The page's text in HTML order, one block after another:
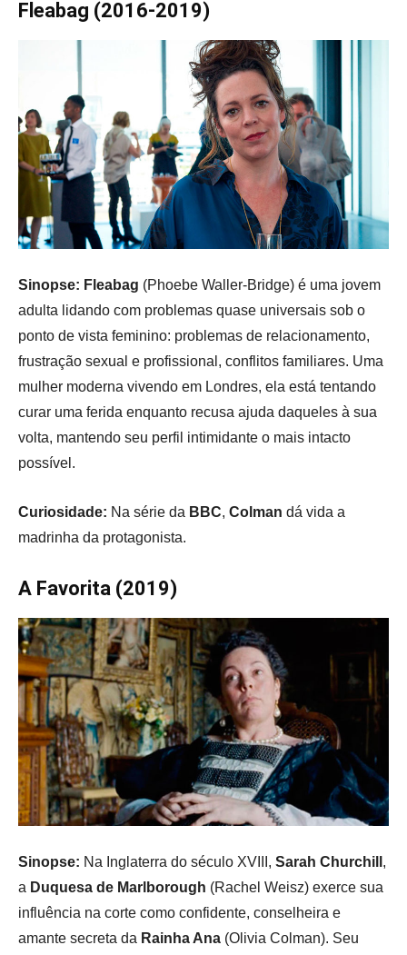
Fleabag (2016-2019)
Sinopse: Fleabag (Phoebe Waller-Bridge) é uma jovem
adulta lidando com problemas quase universais sob o
ponto de vista feminino: problemas de relacionamento,
frustração sexual e profissional, conflitos familiares. Uma
mulher moderna vivendo em Londres, ela está tentando
curar uma ferida enquanto recusa ajuda daqueles à sua
volta, mantendo seu perfil intimidante o mais intacto
possível.
Curiosidade: Na série da BBC, Colman dá vida a
madrinha da protagonista.
A Favorita (2019)
Sinopse: Na Inglaterra do século XVIII, Sarah Churchill ,
a Duquesa de Marlborough (Rachel Weisz) exerce sua
influência na corte como confidente, conselheira e
amante secreta da Rainha Ana (Olivia Colman). Seu